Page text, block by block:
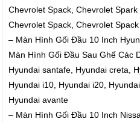
Chevrolet Spack, Chevrolet
Chevrolet Spack, Chevrolet Spack
– Màn Hình Gối Đầu 10 Inch
Màn Hình Gối Đầu Sau Ghế Các
Hyundai santafe, Hyundai creta,
Hyundai i10, Hyundai i20,
Hyundai avante
– Màn Hình Gối Đầu 10 Inch